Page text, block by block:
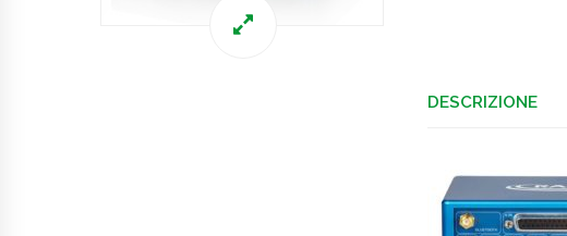
DESCRIZIONE